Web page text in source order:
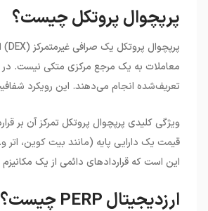
پرپچوال پروتکل چیست؟
پرپچوال پروتکل یک صرافی غیرمتمرکز (DEX)
معاملات به یک مرجع مرکزی متکی نیست. در
تعریف‌شده انجام می‌دهند. این رویکرد
ویژگی کلیدی پرپچوال پروتکل تمرکز آن بر
قیمت یک دارایی پایه (مانند بیت کوین، اتر
این است که قراردادهای دائمی از یک
ارزدیجیتال PERP چیست؟